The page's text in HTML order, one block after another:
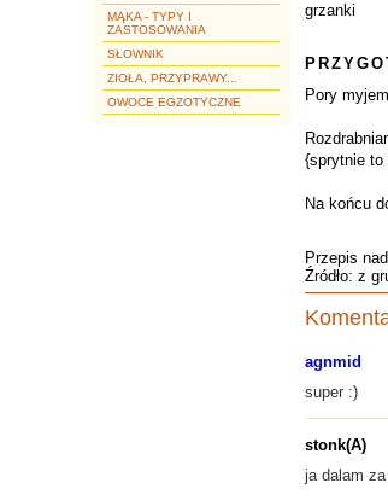
MĄKA - TYPY I
ZASTOSOWANIA
SŁOWNIK
ZIOŁA, PRZYPRAWY...
OWOCE EGZOTYCZNE
grzanki
Pory
{sprytnie to
Na końcu
Przepis
Źródło: z
agnmid
super :)
stonk(A)
ja dalam